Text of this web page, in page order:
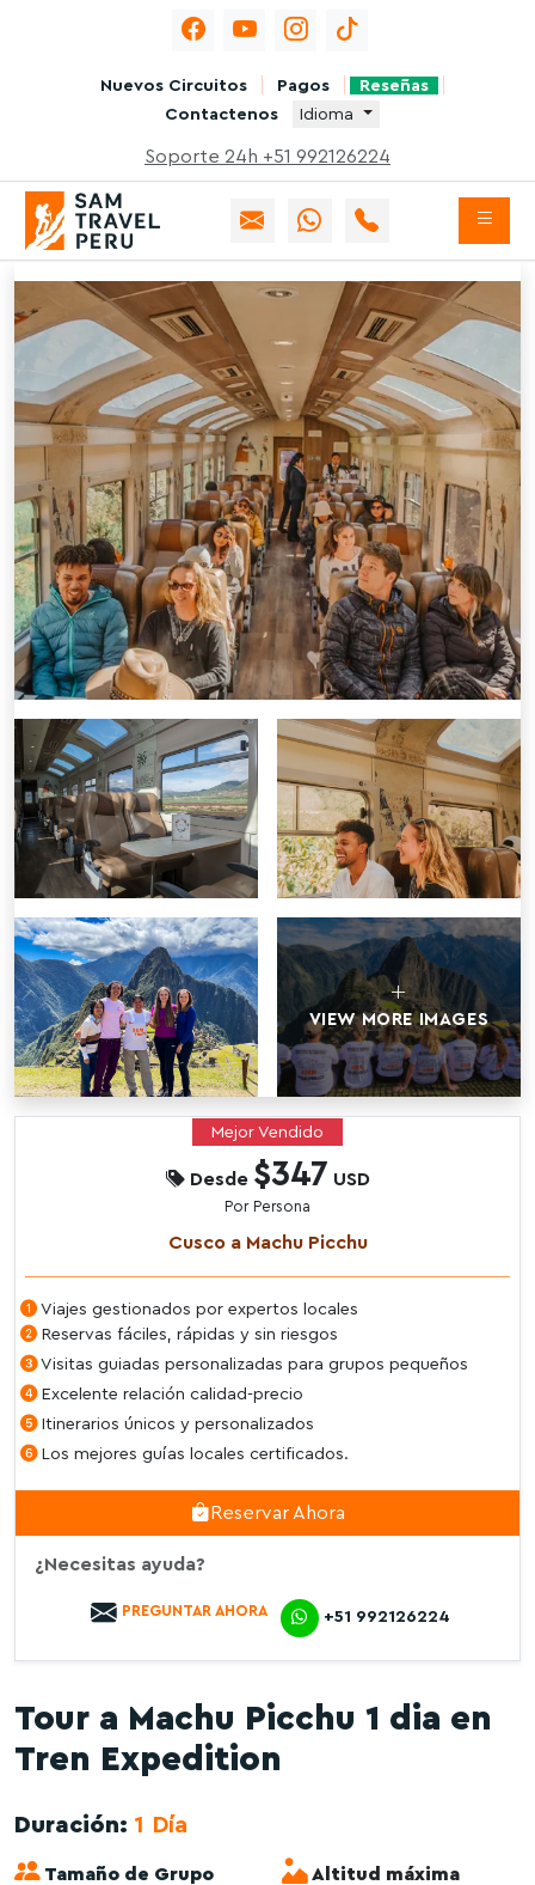
Nuevos Circuitos Pagos
Reseñas
Contactenos
Idioma
Soporte 24h +51 992126224
VIEW MORE IMAGES
Mejor Vendido
Desde $347 USD
Por Persona
Cusco a Machu Picchu
Viajes gestionados por expertos locales
Reservas fáciles, rápidas y sin riesgos
Visitas guiadas personalizadas para grupos pequeños
Excelente relación calidad-precio
Itinerarios únicos y personalizados
Los mejores guías locales certificados.
Reservar Ahora
¿Necesitas ayuda?
PREGUNTAR AHORA +51 992126224
Tour a Machu Picchu 1 dia en
Tren Expedition
Duración: 1 Día
Tamaño de Grupo
Altitud máxima